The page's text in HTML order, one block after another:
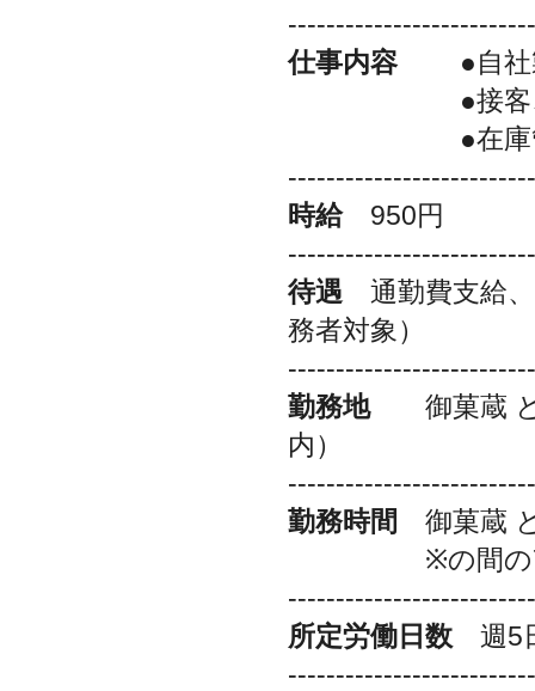
仕事内容●自社製
●接客、販
●在庫管
時給950円
待遇 通勤費支給
務者対象）
勤務地御菓蔵 と
内）
勤務時間
御菓蔵
※の間の7
所定労働日数 週5